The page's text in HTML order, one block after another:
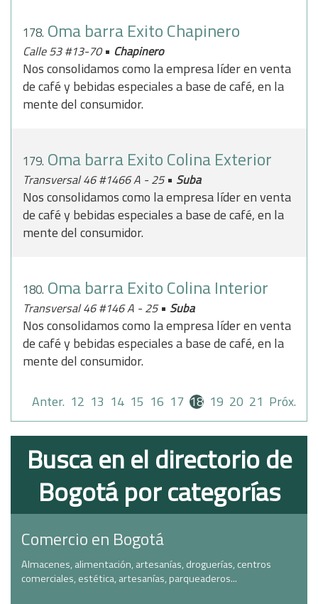
178. Oma barra Exito Chapinero
Calle 53 #13-70 • Chapinero
Nos consolidamos como la empresa líder en venta
de café y bebidas especiales a base de café, en la
mente del consumidor.
179. Oma barra Exito Colina Exterior
Transversal 46 #1466 A - 25• Suba
Nos consolidamos como la empresa líder en venta
de café y bebidas especiales a base de café, en la
mente del consumidor.
180. Oma barra Exito Colina Interior
Transversal 46 #146 A - 25• Suba
Nos consolidamos como la empresa líder en venta
de café y bebidas especiales a base de café, en la
mente del consumidor.
Anter. 12 13 14 15 16 17 18 19 20 21 Próx.
Busca en el directorio de
Bogotá por categorías
Comercio en Bogotá
Almacenes, alimentación, artesanías, droguerías, centros
comerciales, estética, artesanías, parqueaderos...